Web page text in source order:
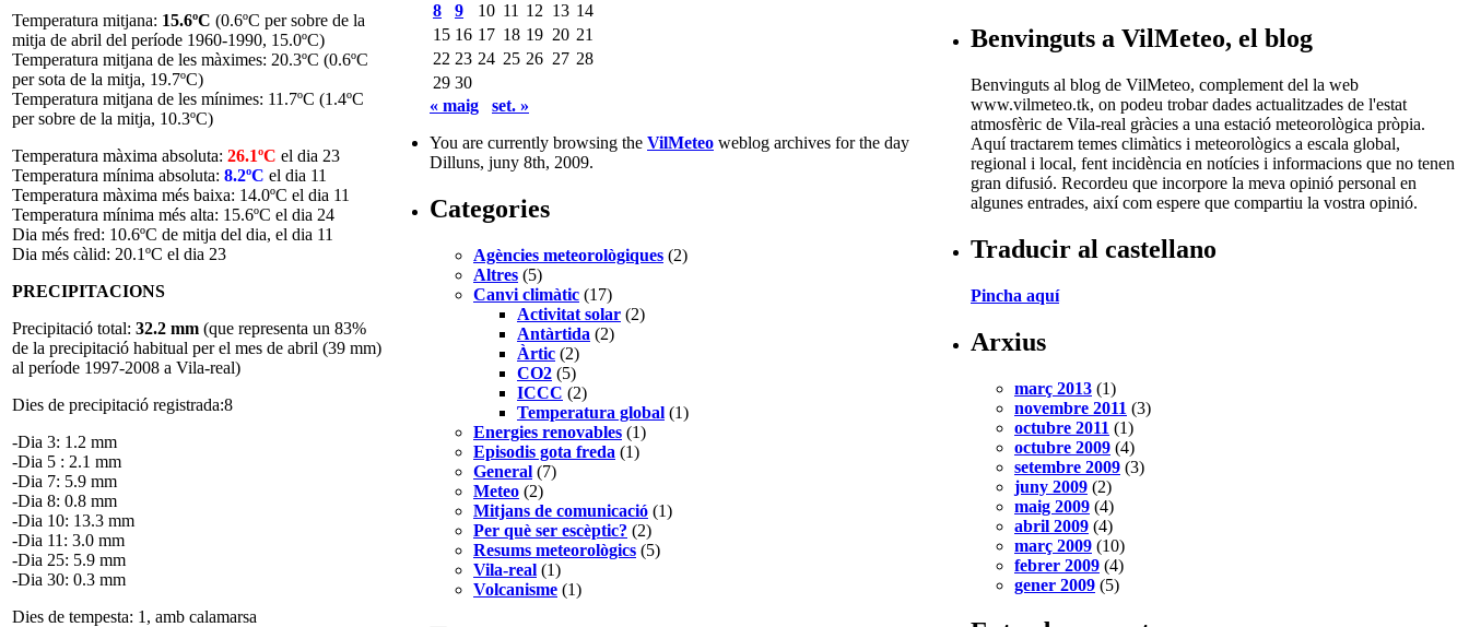
Temperatura mitjana: 15.6ºC (0.6ºC per sobre de la
mitja de abril del període 1960-1990, 15.0ºC)
Temperatura mitjana de les màximes: 20.3ºC (0.6ºC
per sota de la mitja, 19.7ºC)
Temperatura mitjana de les mínimes: 11.7ºC (1.4ºC
per sobre de la mitja, 10.3ºC)
Temperatura màxima absoluta: 26.1ºC el dia 23
Temperatura mínima absoluta: 8.2ºC el dia 11
Temperatura màxima més baixa: 14.0ºC el dia 11
Temperatura mínima més alta: 15.6ºC el dia 24
Dia més fred: 10.6ºC de mitja del dia, el dia 11
Dia més càlid: 20.1ºC el dia 23
PRECIPITACIONS
Precipitació total: 32.2 mm (que representa un 83%
de la precipitació habitual per el mes de abril (39 mm)
al període 1997-2008 a Vila-real)
Dies de precipitació registrada:8
-Dia 3: 1.2 mm
-Dia 5 : 2.1 mm
-Dia 7: 5.9 mm
-Dia 8: 0.8 mm
-Dia 10: 13.3 mm
-Dia 11: 3.0 mm
-Dia 25: 5.9 mm
-Dia 30: 0.3 mm
Dies de tempesta: 1, amb calamarsa
8
9 10 11 12 13 14
15 16 17 18 19 20 21
22 23 24 25 26 27 28
29 30
« maig
set. »
You are currently browsing the VilMeteo weblog archives for the day
Dilluns, juny 8th, 2009.
Categories
Agències meteorològiques (2)
Altres (5)
Canvi climàtic (17)
Activitat solar (2)
Antàrtida (2)
Àrtic (2)
CO2 (5)
ICCC (2)
Temperatura global (1)
Energies renovables (1)
Episodis gota freda (1)
General (7)
Meteo (2)
Mitjans de comunicació (1)
Per què ser escèptic? (2)
Resums meteorològics (5)
Vila-real (1)
Volcanisme (1)
Benvinguts a VilMeteo, el blog
Benvinguts al blog de VilMeteo, complement del la web
www.vilmeteo.tk, on podeu trobar dades actualitzades de l'estat
atmosfèric de Vila-real gràcies a una estació meteorològica pròpia.
Aquí tractarem temes climàtics i meteorològics a escala global,
regional i local, fent incidència en notícies i informacions que no tenen
gran difusió. Recordeu que incorpore la meva opinió personal en
algunes entrades, així com espere que compartiu la vostra opinió.
Traducir al castellano
Pincha aquí
Arxius
març 2013 (1)
novembre 2011 (3)
octubre 2011 (1)
octubre 2009 (4)
setembre 2009 (3)
juny 2009 (2)
maig 2009 (4)
abril 2009 (4)
març 2009 (10)
febrer 2009 (4)
gener 2009 (5)